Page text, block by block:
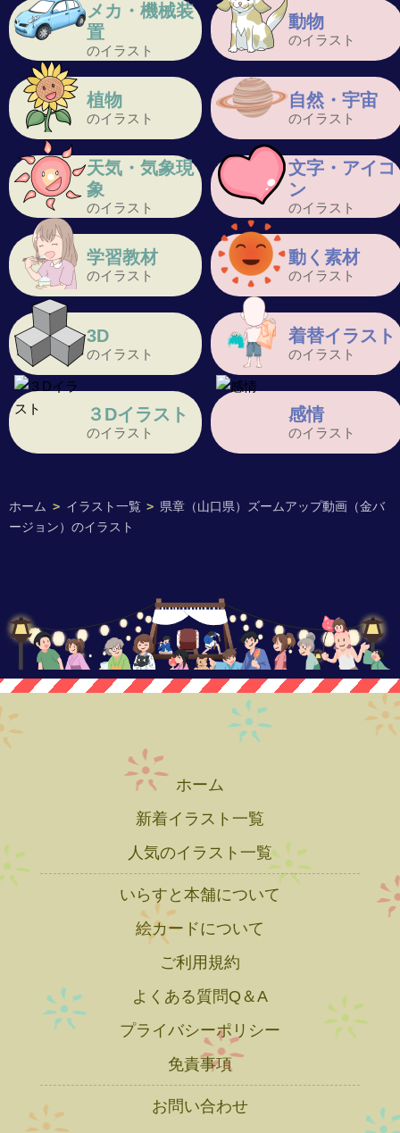
ホーム > イラスト一覧 > 県章（山口県）ズームアップ動画（金バ
ージョン）のイラスト
メカ・機械装
置
のイラスト
動物
のイラスト
植物
のイラスト
自然・宇宙
のイラスト
天気・気象現
象
のイラスト
文字・アイコ
ン
のイラスト
学習教材
のイラスト
動く素材
のイラスト
3D
のイラスト
着替イラスト
のイラスト
３Dイラスト
のイラスト
感情
のイラスト
ホーム
新着イラスト一覧
人気のイラスト一覧
いらすと本舗について
絵カードについて
ご利用規約
よくある質問Q＆A
プライバシーポリシー
免責事項
お問い合わせ